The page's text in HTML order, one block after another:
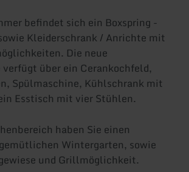
befindet sich ein Boxspring -
Kleiderschrank / Anrichte mit
Die neue
über ein Cerankochfeld,
Spülmaschine, Kühlschrank mit
Esstisch mit vier Stühlen.
haben Sie einen
Wintergarten, sowie
und Grillmöglichkeit.